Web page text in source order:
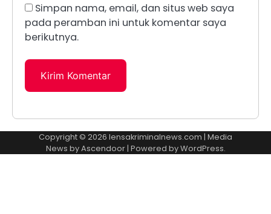
Simpan nama, email, dan situs web saya
pada peramban ini untuk komentar saya
berikutnya.
Copyright © 2026 lensakriminalnews.com | Media
News byAscendoor| Powered byWordPress.